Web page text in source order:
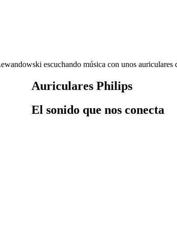
Auriculares Philips
El sonido que nos conecta